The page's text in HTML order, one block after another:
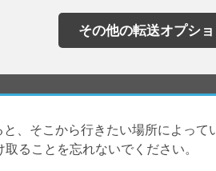
その他の転送オプシ
、そこから行きたい場所によって
ることを忘れないでください。